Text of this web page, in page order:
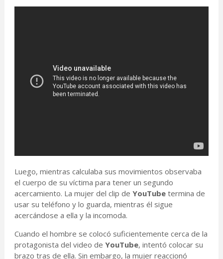
Luego, mientras calculaba sus movimientos observaba
el cuerpo de su víctima para tener un segundo
acercamiento. La mujer del clip de YouTubetermina de
usar su teléfono y lo guarda, mientras él sigue
acercándose a ella y la incomoda.
Cuando el hombre se colocó suficientemente cerca de la
protagonista del video de YouTube, intentó colocar su
brazo tras de ella. Sin embargo, la mujer reaccionó